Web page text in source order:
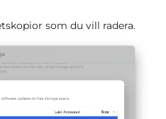
som du vill radera.